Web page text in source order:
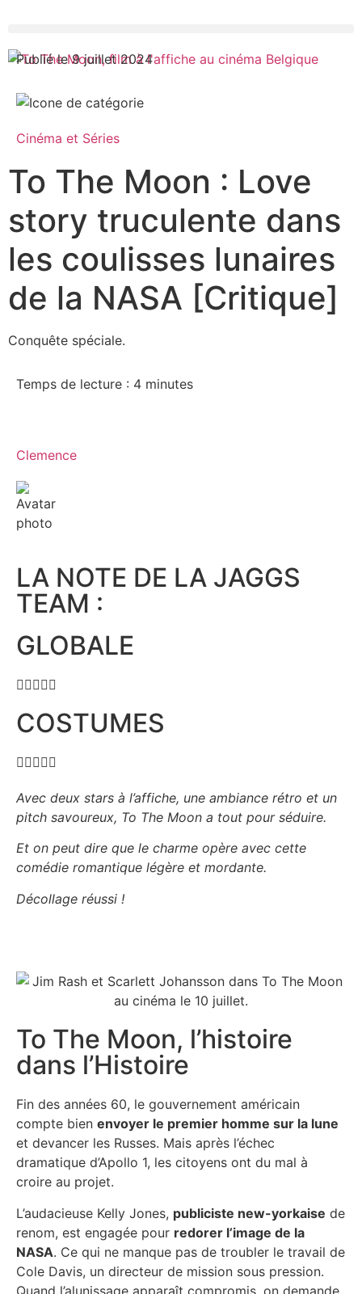
Cinéma et Séries
To The Moon : Love
story truculente dans
les coulisses lunaires
de la NASA [Critique]
Conquête spéciale.
Clemence
Temps de lecture : 4 minutes
Publié le 9 juillet 2024
LA NOTE DE LA JAGGS
TEAM :
GLOBALE

COSTUMES

Avec deux stars à l’affiche, une ambiance rétro et un
pitch savoureux, To The Moon a tout pour séduire.
Et on peut dire que le charme opère avec cette
comédie romantique légère et mordante.
Décollage réussi !
To The Moon, l’histoire
dans l’Histoire
Fin des années 60, le gouvernement américain
compte bien envoyer le premier homme sur la lune
et devancer les Russes. Mais après l’échec
dramatique d’Apollo 1, les citoyens ont du mal à
croire au projet.
L’audacieuse Kelly Jones, publiciste new-yorkaise de
renom, est engagée pour redorer l’image de la
NASA. Ce qui ne manque pas de troubler le travail de
Cole Davis, un directeur de mission sous pression.
Quand l’alunissage apparaît compromis, on demande